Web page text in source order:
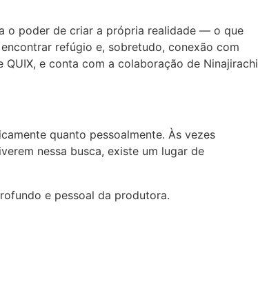
o poder de criar a própria realidade — o que
refúgio e, sobretudo, conexão com
QUIX, e conta com a colaboração de Ninajirachi
quanto pessoalmente. Às vezes
nessa busca, existe um lugar de
e pessoal da produtora.